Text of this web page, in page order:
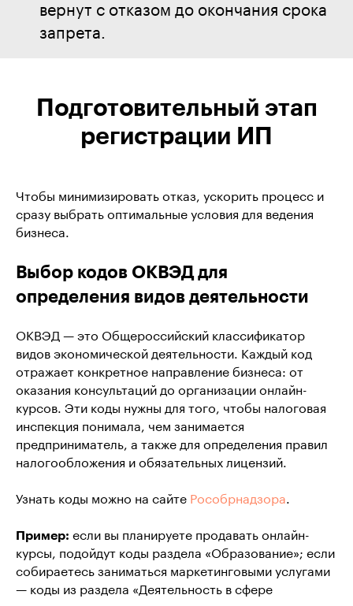
вернут с отказом до окончания срока
запрета.
Подготовительный этап
регистрации ИП
Чтобы минимизировать отказ, ускорить процесс и
сразу выбрать оптимальные условия для ведения
бизнеса.
Выбор кодов ОКВЭД для
определения видов деятельности
ОКВЭД — это Общероссийский классификатор
видов экономической деятельности. Каждый код
отражает конкретное направление бизнеса: от
оказания консультаций до организации онлайн-
курсов. Эти коды нужны для того, чтобы налоговая
инспекция понимала, чем занимается
предприниматель, а также для определения правил
налогообложения и обязательных лицензий.
Узнать коды можно на сайте Рособрнадзора.
Пример: если вы планируете продавать онлайн-
курсы, подойдут коды раздела «Образование»; если
собираетесь заниматься маркетинговыми услугами
— коды из раздела «Деятельность в сфере